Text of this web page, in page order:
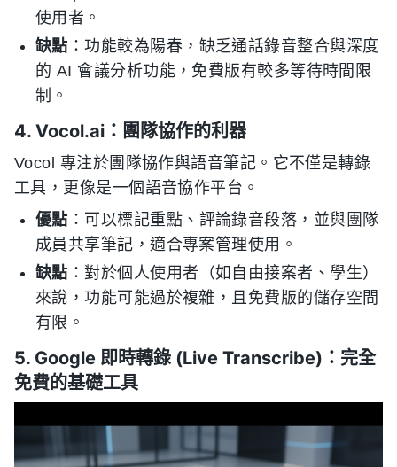
使用者。
缺點 ：功能較為陽春，缺乏通話錄音整合與深度
的 AI 會議分析功能，免費版有較多等待時間限
制。
4. Vocol.ai：團隊協作的利器
Vocol 專注於團隊協作與語音筆記。它不僅是轉錄
工具，更像是一個語音協作平台。
優點 ：可以標記重點、評論錄音段落，並與團隊
成員共享筆記，適合專案管理使用。
缺點 ：對於個人使用者（如自由接案者、學生）
來說，功能可能過於複雜，且免費版的儲存空間
有限。
5. Google 即時轉錄 (Live Transcribe)：完全
免費的基礎工具